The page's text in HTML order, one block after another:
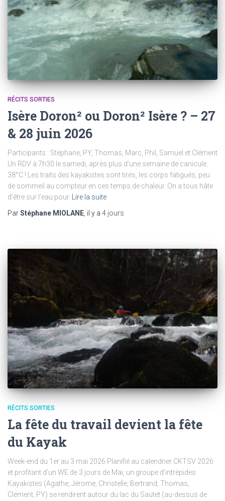
RÉCITS SORTIES
Isère Doron² ou Doron² Isère ? – 27
& 28 juin 2026
Participants : Stéphane, PY, Thomas, Marc, Phil, Samuel et Clément
Un RDV à 7h30 le samedi, après plus d’une semaine de canicule.
38°C ! Les traits des kayakistes sont tirés, les corps fatigués, peu
de sommeil au compteur en ces temps de chaleur. On a tous hâte
d’être sur l’eau pour
Lire la suite
ParStéphane MIOLANE , il y a 4 jours
RÉCITS SORTIES
La fête du travail devient la fête
du Kayak
Week-end du 1er au 3 mai 2026 Planifié au calendrier CKTSV 2026
et profitant d’un WE de 3 jours de Mai, un groupe d’intrépides
Kayakistes (Agathe, Jérome, Christelle, Bertrand, Thomas,
Clément, PY) se rendirent autour du lac du Sautet (au-dessus de